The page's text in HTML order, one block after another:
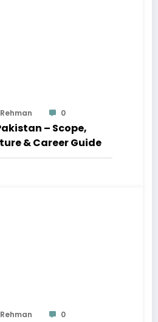
0
– Scope,
& Career Guide
0